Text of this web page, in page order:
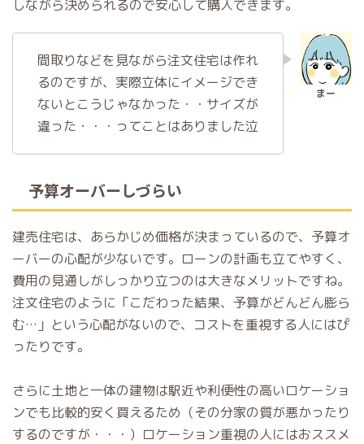
しながら決められるので安心して購入できます。
間取りなどを見ながら注文住宅は作れ
るのですが、実際立体にイメージでき
ないとこうじゃなかった・・サイズが
違った・・・ってことはありました泣
予算オーバーしづらい
建売住宅は、あらかじめ価格が決まっているので、予算オ
ーバーの心配が少ないです。ローンの計画も立てやすく、
費用の見通しがしっかり立つのは大きなメリットですね。
注文住宅のように「こだわった結果、予算がどんどん膨ら
む…」という心配がないので、コストを重視する人にはぴ
ったりです。
さらに土地と一体の建物は駅近や利便性の高いロケーショ
ンでも比較的安く買えるため（その分家の質が悪かったり
するのですが・・・）ロケーション重視の人にはおススメ